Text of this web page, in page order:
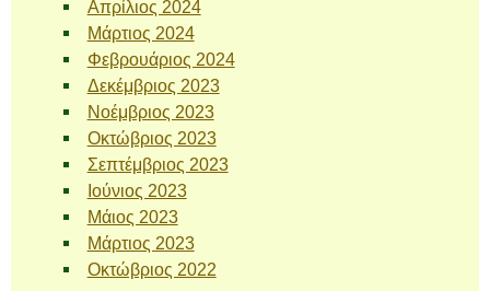
Απρίλιος 2024
Μάρτιος 2024
Φεβρουάριος 2024
Δεκέμβριος 2023
Νοέμβριος 2023
Οκτώβριος 2023
Σεπτέμβριος 2023
Ιούνιος 2023
Μάιος 2023
Μάρτιος 2023
Οκτώβριος 2022